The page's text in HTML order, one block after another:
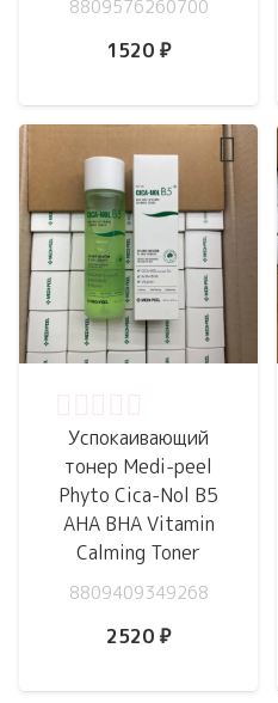
8809576260700
1520 ₽
Успокаивающий
тонер Medi-peel
Phyto Cica-Nol B5
AHA BHA Vitamin
Calming Toner
8809409349268
2520 ₽